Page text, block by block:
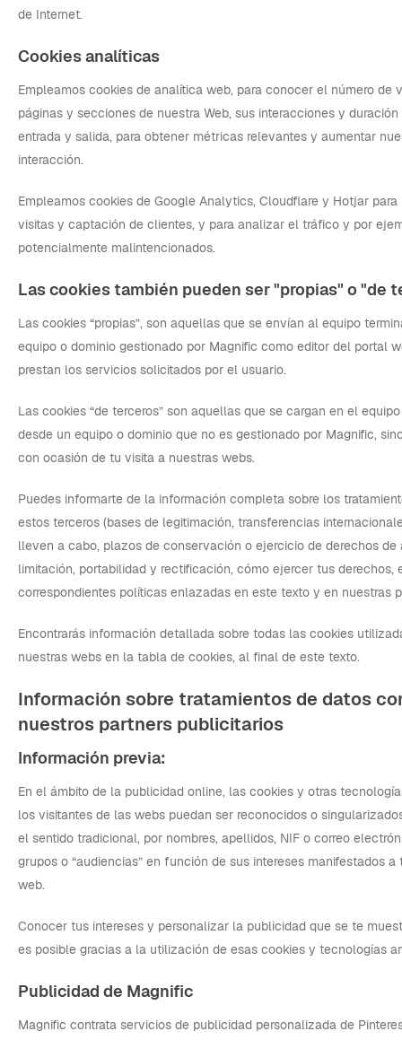
de Internet.
Cookies analíticas
Empleamos cookies de analítica web, para conocer el número de
páginas y secciones de nuestra Web, sus interacciones y
entrada y salida, para obtener métricas relevantes y aumentar
interacción.
Empleamos cookies de Google Analytics, Cloudflare y Hotjar
visitas y captación de clientes, y para analizar el tráfico y por
potencialmente malintencionados.
Las cookies también pueden ser "propias" o "de
Las cookies “propias”, son aquellas que se envían al equipo
equipo o dominio gestionado por Magnific como editor del portal
prestan los servicios solicitados por el usuario.
Las cookies “de terceros” son aquellas que se cargan en el
desde un equipo o dominio que no es gestionado por Magnific,
con ocasión de tu visita a nuestras webs.
Puedes informarte de la información completa sobre los
estos terceros (bases de legitimación, transferencias
lleven a cabo, plazos de conservación o ejercicio de derechos de
limitación, portabilidad y rectificación, cómo ejercer tus derechos,
correspondientes políticas enlazadas en este texto y en nuestras
Encontrarás información detallada sobre todas las cookies
nuestras webs en la tabla de cookies, al final de este texto.
Información sobre tratamientos de datos
nuestros partners publicitarios
Información previa:
En el ámbito de la publicidad online, las cookies y otras
los visitantes de las webs puedan ser reconocidos o
el sentido tradicional, por nombres, apellidos, NIF o correo
grupos o “audiencias” en función de sus intereses manifestados
web.
Conocer tus intereses y personalizar la publicidad que se te
es posible gracias a la utilización de esas cookies y tecnologías
Publicidad de Magnific
Magnific contrata servicios de publicidad personalizada de